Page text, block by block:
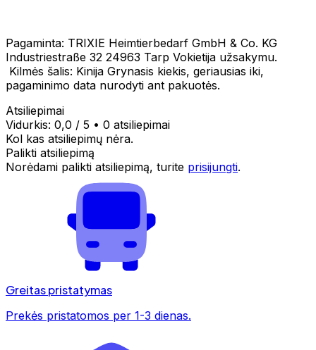
Pagaminta: TRIXIE Heimtierbedarf GmbH & Co. KG
Industriestraße 32 24963 Tarp Vokietija užsakymu.
Kilmės šalis: Kinija Grynasis kiekis, geriausias iki,
pagaminimo data nurodyti ant pakuotės.
Atsiliepimai
Vidurkis: 0,0 / 5 • 0 atsiliepimai
Kol kas atsiliepimų nėra.
Palikti atsiliepimą
Norėdami palikti atsiliepimą, turite prisijungti.
Greitas pristatymas
Prekės pristatomos per 1-3 dienas.